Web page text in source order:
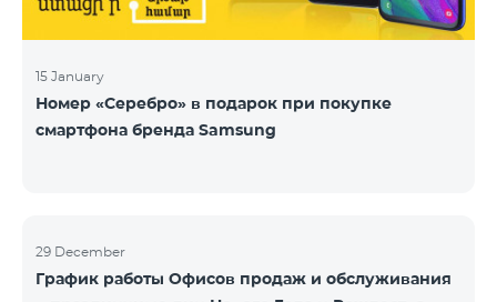
15 January
Номер «Серебро» в подарок при покупке
смартфона бренда Samsung
29 December
График работы Офисов продаж и обслуживания